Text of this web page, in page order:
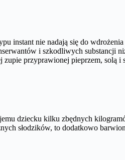
instant nie nadają się do
i szkodliwych substancji
przyprawionej pieprzem, solą i
dziecku kilku zbędnych
słodzików, to dodatkowo